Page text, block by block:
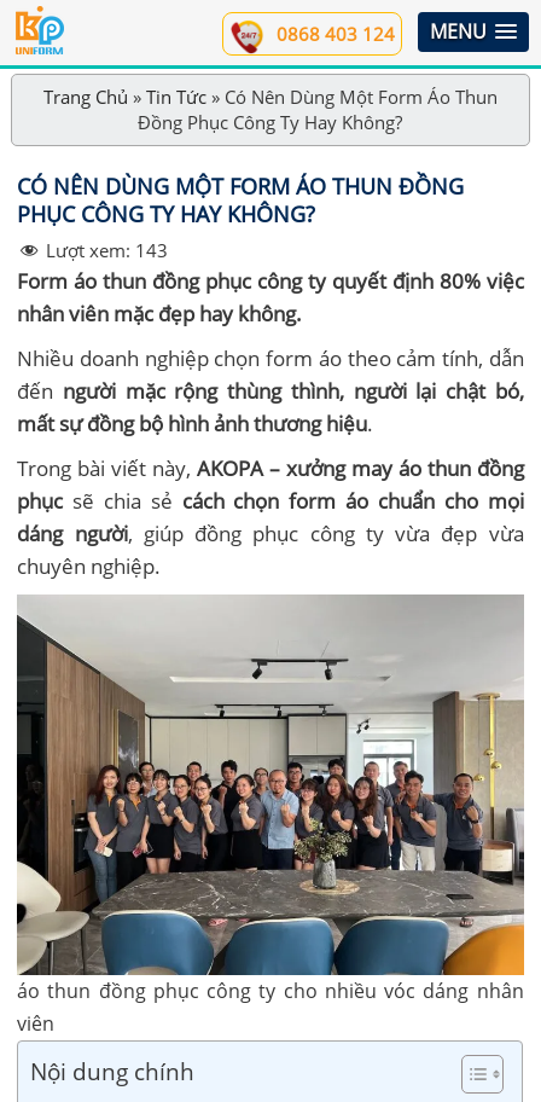
MENU
0868 403 124
Trang Chủ » Tin Tức» Có Nên Dùng Một Form Áo Thun
Đồng Phục Công Ty Hay Không?
CÓ NÊN DÙNG MỘT FORM ÁO THUN ĐỒNG
PHỤC CÔNG TY HAY KHÔNG?
Lượt xem: 143
Form áo thun đồng phục công ty quyết định 80% việc
nhân viên mặc đẹp hay không.
Nhiều doanh nghiệp chọn form áo theo cảm tính, dẫn
đến người mặc rộng thùng thình, người lại chật bó,
mất sự đồng bộ hình ảnh thương hiệu.
Trong bài viết này,AKOPA – xưởng may áo thun đồng
phục sẽ chia sẻ cách chọn form áo chuẩn cho mọi
dáng người, giúp đồng phục công ty vừa đẹp vừa
chuyên nghiệp.
áo thun đồng phục công ty cho nhiều vóc dáng nhân
viên
Nội dung chính